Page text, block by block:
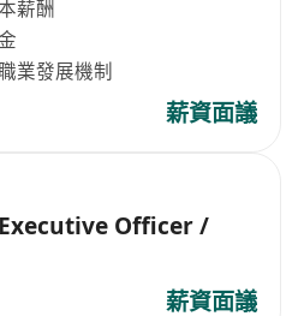
薪酬
業發展機制
薪資面議
Officer /
薪資面議